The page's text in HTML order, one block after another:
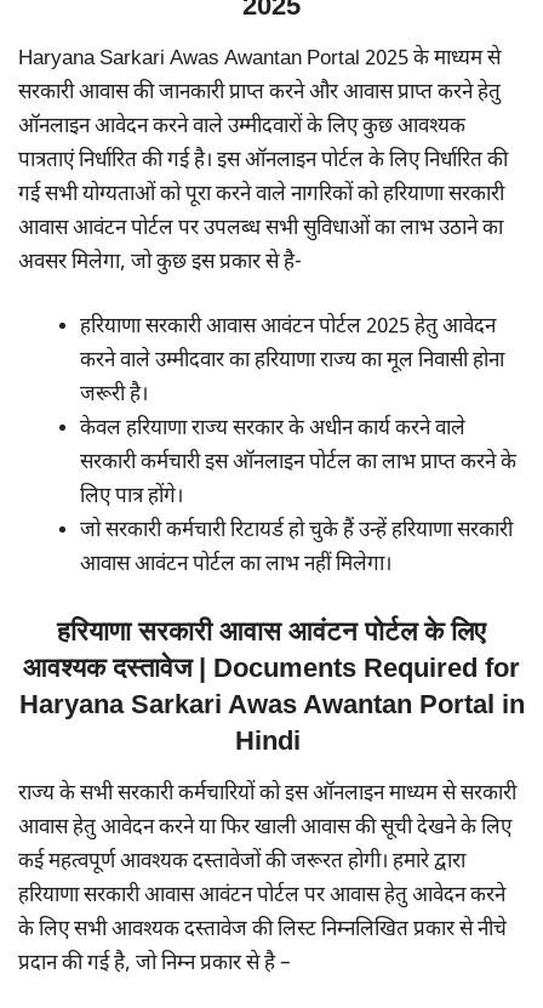
Haryana Sarkari Awas Awantan Portal 2025 के माध्यम से
सरकारी आवास की जानकारी प्राप्त करने और आवास प्राप्त करने हेतु
ऑनलाइन आवेदन करने वाले उम्मीदवारों के लिए कुछ आवश्यक
पात्रताएं निर्धारित की गई है। इस ऑनलाइन पोर्टल के लिए निर्धारित की
गई सभी योग्यताओं को पूरा करने वाले नागरिकों को हरियाणा सरकारी
आवास आवंटन पोर्टल पर उपलब्ध सभी सुविधाओं का लाभ उठाने का
अवसर मिलेगा, जो कुछ इस प्रकार से है-
हरियाणा सरकारी आवास आवंटन पोर्टल 2025 हेतु आवेदन
करने वाले उम्मीदवार का हरियाणा राज्य का मूल निवासी होना
जरूरी है।
केवल हरियाणा राज्य सरकार के अधीन कार्य करने वाले
सरकारी कर्मचारी इस ऑनलाइन पोर्टल का लाभ प्राप्त करने के
लिए पात्र होंगे।
जो सरकारी कर्मचारी रिटायर्ड हो चुके हैं उन्हें हरियाणा सरकारी
आवास आवंटन पोर्टल का लाभ नहीं मिलेगा।
हरियाणा सरकारी आवास आवंटन पोर्टल के लिए
आवश्यक दस्तावेज | Documents Required for
Haryana Sarkari Awas Awantan Portal in
Hindi
राज्य के सभी सरकारी कर्मचारियों को इस ऑनलाइन माध्यम से सरकारी
आवास हेतु आवेदन करने या फिर खाली आवास की सूची देखने के लिए
कई महत्वपूर्ण आवश्यक दस्तावेजों की जरूरत होगी। हमारे द्वारा
हरियाणा सरकारी आवास आवंटन पोर्टल पर आवास हेतु आवेदन करने
के लिए सभी आवश्यक दस्तावेज की लिस्ट निम्नलिखित प्रकार से नीचे
प्रदान की गई है, जो निम्न प्रकार से है –